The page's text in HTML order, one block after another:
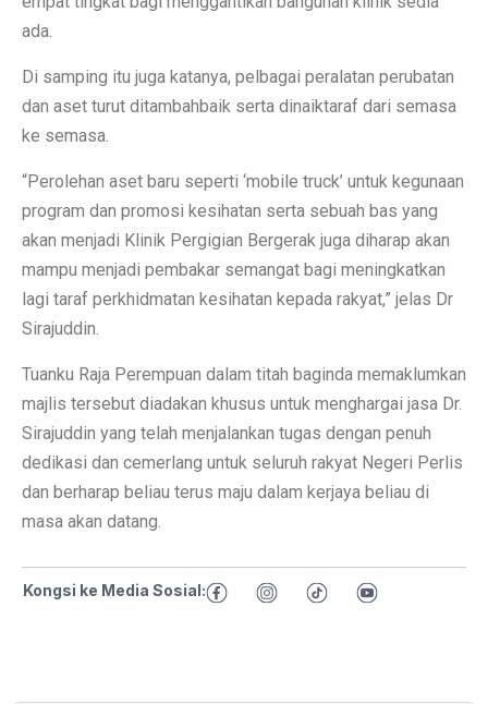
ada.
Di samping itu juga katanya, pelbagai peralatan perubatan
dan aset turut ditambahbaik serta dinaiktaraf dari semasa
ke semasa.
“Perolehan aset baru seperti ‘mobile truck’ untuk kegunaan
program dan promosi kesihatan serta sebuah bas yang
akan menjadi Klinik Pergigian Bergerak juga diharap akan
mampu menjadi pembakar semangat bagi meningkatkan
lagi taraf perkhidmatan kesihatan kepada rakyat,” jelas Dr
Sirajuddin.
Tuanku Raja Perempuan dalam titah baginda memaklumkan
majlis tersebut diadakan khusus untuk menghargai jasa Dr.
Sirajuddin yang telah menjalankan tugas dengan penuh
dedikasi dan cemerlang untuk seluruh rakyat Negeri Perlis
dan berharap beliau terus maju dalam kerjaya beliau di
masa akan datang.
Kongsi ke Media Sosial: